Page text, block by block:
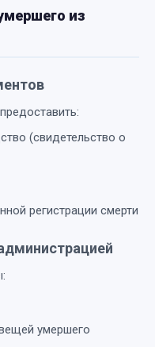
из
(свидетельство о
регистрации смерти
умершего